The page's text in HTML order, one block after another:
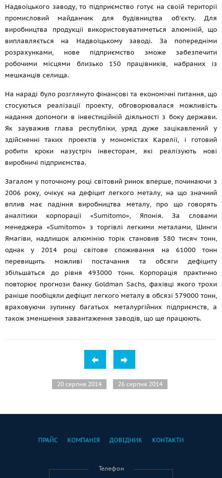
Надвоїцького заводу, то підприємство готує на своїй території
промисловий майданчик для будівництва об'єкту. Для
виробництва продукції використовуватиметься алюміній, що
виплавляється на Надвоїцькому заводі. За попередніми
розрахунками, нове підприємство зможе забезпечити
робочими місцями близько 150 працівників, набраних із
мешканців селища.
На нараді було розглянуто фінансові та економічні питання, що
стосуються реалізації проекту, обговорювалася можливість
надання допомоги в інвестиційній діяльності з боку держави.
Як зауважив глава республіки, уряд дуже зацікавлений у
здійсненні таких проектів у мономістах Карелії, і готовий
робити кроки назустріч інвесторам, які реалізують нові
виробничі підприємства.
Загалом у поточному році світовий ринок вперше, починаючи з
2006 року, очікує на дефіцит легкого металу, на що значний
вплив має падіння виробництва металу, про що говорять
аналітики корпорації «Sumitomo», Японія. За словами
менеджера «Sumitomo» з торгівлі легкими металами, Шинги
Ямагіви, надлишок алюмінію торік становив 580 тисяч тонн,
однак у 2014 році світове споживання на 61000 тонн
перевищить можливі постачання та обсяги дефіциту
збільшаться до рівня 493000 тонн. Корпорація практично
повторює прогнози банку Goldman Sachs, фахівці якого трохи
раніше пообіцяли дефіцит легкого металу в обсязі 579000 тонн,
враховуючи зупинку багатьох металургійних підприємств, а
також зменшення завантаження заводів, що ще працюють.
20 серпня 2014 26 серпня 2014
ПРАЙС КОМПАНІЯ ДОВІДНИК КОНТАКТИ
Телефон